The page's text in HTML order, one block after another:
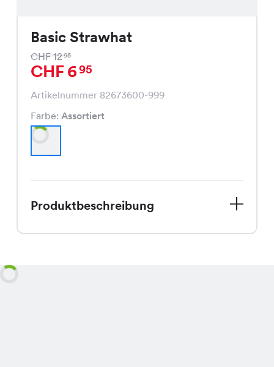
Basic Strawhat
CHF 1295
CHF 695
Artikelnummer 82673600-999
Farbe:Assortiert
Produktbeschreibung